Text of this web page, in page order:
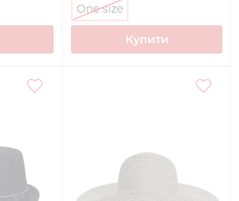
One size
Купити